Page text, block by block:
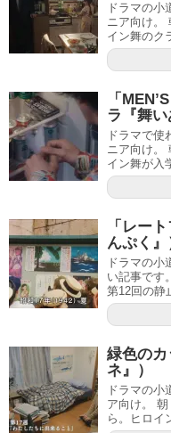
ドラマの小
ニア向け。
イン舞のク
「
ラ『舞い
ドラマで使
ニア向け。
イン舞が入
「レー
んぷく』
ドラマの小
い記事です
第12回の静
緑色の
ネ』）
ドラマの小
ア向け。
ら。ヒロイ